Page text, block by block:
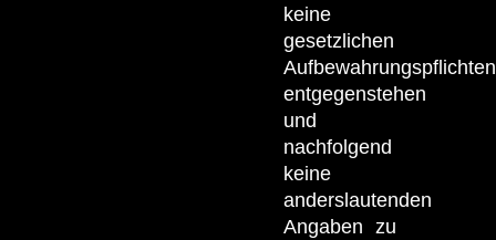
keine
gesetzlichen
Aufbewahrungspflichten
entgegenstehen
und
nachfolgend
keine
anderslautenden
Angaben zu